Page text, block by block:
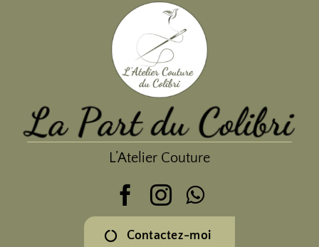
L’Atelier Couture
Contactez-moi